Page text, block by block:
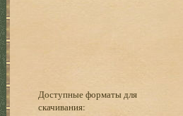
Доступные форматы для
скачивания: